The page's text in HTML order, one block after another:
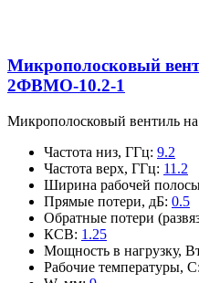
Микрополосковый
2ФВМO-10.2-1
Микрополосковый вентиль
Частота низ, ГГц: 9.2
Частота верх, ГГц: 11.2
Ширина рабочей
Прямые потери, дБ: 0.5
Обратные потери
КСВ: 1.25
Мощность в нагрузку,
Рабочие температуры, С: